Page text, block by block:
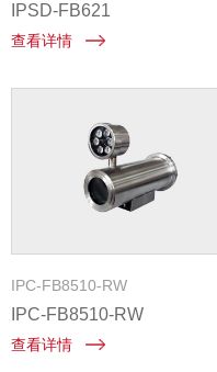
IPSD-FB621
查看详情
IPC-FB8510-RW
IPC-FB8510-RW
查看详情